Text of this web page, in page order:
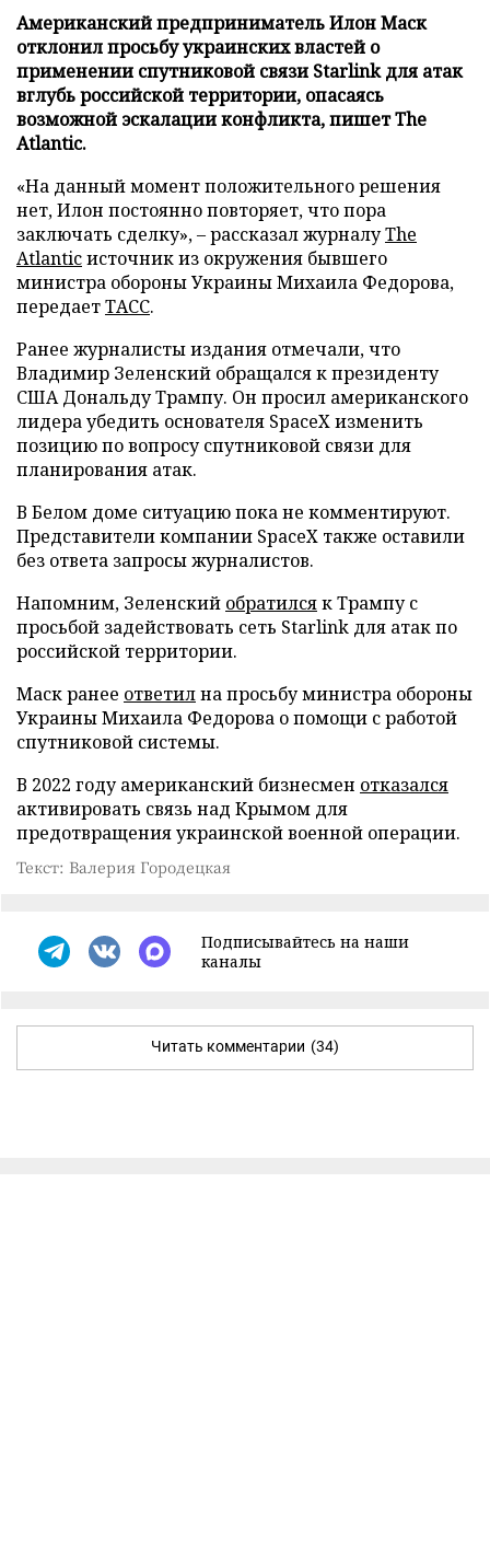
Американский предприниматель Илон Маск
отклонил просьбу украинских властей о
применении спутниковой связи Starlink для атак
вглубь российской территории, опасаясь
возможной эскалации конфликта, пишет The
Atlantic.
«На данный момент положительного решения
нет, Илон постоянно повторяет, что пора
заключать сделку», – рассказал журналуThe
Atlanticисточник из окружения бывшего
министра обороны Украины Михаила Федорова,
передаетТАСС.
Ранее журналисты издания отмечали, что
Владимир Зеленский обращался к президенту
США Дональду Трампу. Он просил американского
лидера убедить основателя SpaceX изменить
позицию по вопросу спутниковой связи для
планирования атак.
В Белом доме ситуацию пока не комментируют.
Представители компании SpaceX также оставили
без ответа запросы журналистов.
Напомним, Зеленский обратилсяк Трампу с
просьбой задействовать сеть Starlink для атак по
российской территории.
Маск ранее ответилна просьбу министра обороны
Украины Михаила Федорова о помощи с работой
спутниковой системы.
В 2022 году американский бизнесмен отказался
активировать связь над Крымом для
предотвращения украинской военной операции.
Текст: Валерия Городецкая
Подписывайтесь на наши
каналы
Читать комментарии (34)